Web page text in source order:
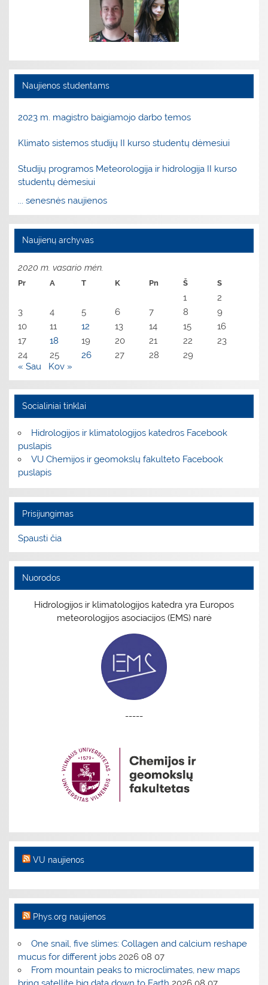
Naujienos studentams
2023 m. magistro baigiamojo darbo temos
Klimato sistemos studijų II kurso studentų dėmesiui
Studijų programos Meteorologija ir hidrologija II kurso
studentų dėmesiui
... senesnės naujienos
Naujienų archyvas
2020 m. vasario mėn.
Pr A T K Pn Š S
1
2
3
4 5 6 7 8
9
10
11 12 13 14 15
16
17
18 19 20 21 22
23
24
25 26 27 28
29
« Sau
Kov »
Socialiniai tinklai
Hidrologijos ir klimatologijos katedros Facebook
puslapis
VU Chemijos ir geomokslų fakulteto Facebook
puslapis
Prisijungimas
Spausti čia
Nuorodos
Hidrologijos ir klimatologijos katedra yra Europos
meteorologijos asociacijos (EMS) narė
-----
VU naujienos
Phys.org naujienos
One snail, five slimes: Collagen and calcium reshape
mucus for different jobs 2026 08 07
From mountain peaks to microclimates, new maps